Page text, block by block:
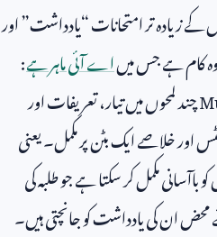
زیادہ تر امتحانات “یادداشت” اور
کام ہے جس میںاے آئی ماہر ہے:
چند لمحوں میں تیار، تعریفات اور
اور خلاصے ایک بٹن پر مکمل۔ یعنی
مکمل کر سکتا ہے جو طلبہ کی
ان کی یادداشت کو جانچتی ہیں۔